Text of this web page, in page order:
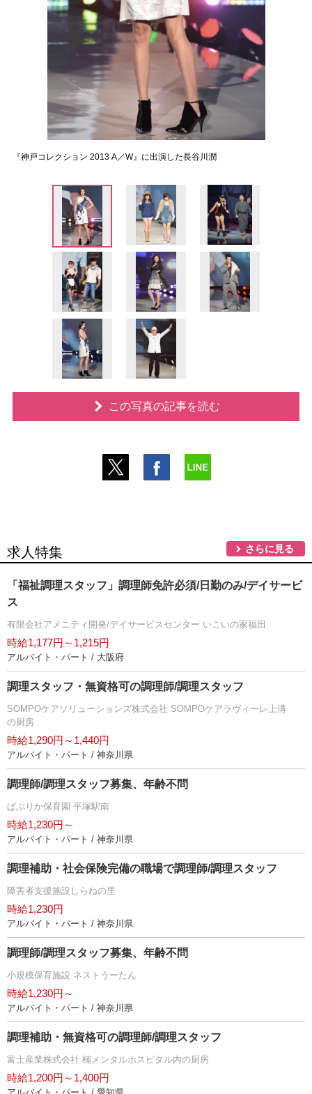
『神戸コレクション 2013 A／W』に出演した長谷川潤
この写真の記事を読む
求人特集 さらに見る
「福祉調理スタッフ」調理師免許必須/日勤のみ/デイサービ
ス
有限会社アメニティ開発/デイサービスセンター いこいの家福田
時給1,177円～1,215円
アルバイト・パート / 大阪府
調理スタッフ・無資格可の調理師/調理スタッフ
SOMPOケアソリューションズ株式会社 SOMPOケアラヴィーレ上溝
の厨房
時給1,290円～1,440円
アルバイト・パート / 神奈川県
調理師/調理スタッフ募集、年齢不問
ぱぷりか保育園 平塚駅南
時給1,230円～
アルバイト・パート / 神奈川県
調理補助・社会保険完備の職場で調理師/調理スタッフ
障害者支援施設しらねの里
時給1,230円
アルバイト・パート / 神奈川県
調理師/調理スタッフ募集、年齢不問
小規模保育施設 ネストうーたん
時給1,230円～
アルバイト・パート / 神奈川県
調理補助・無資格可の調理師/調理スタッフ
富士産業株式会社 楠メンタルホスピタル内の厨房
時給1,200円～1,400円